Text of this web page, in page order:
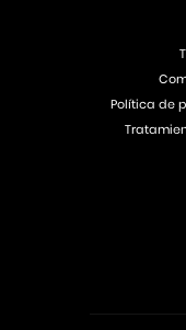
Política de